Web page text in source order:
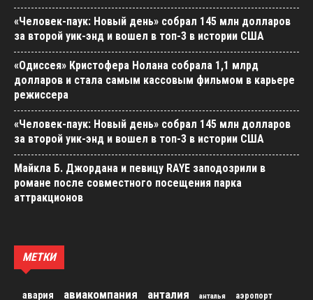
«Человек-паук: Новый день» собрал 145 млн долларов
за второй уик-энд и вошел в топ-3 в истории США
«Одиссея» Кристофера Нолана собрала 1,1 млрд
долларов и стала самым кассовым фильмом в карьере
режиссера
«Человек-паук: Новый день» собрал 145 млн долларов
за второй уик-энд и вошел в топ-3 в истории США
Майкла Б. Джордана и певицу RAYE заподозрили в
романе после совместного посещения парка
аттракционов
МЕТКИ
авария авиакомпания анталия анталья аэропорт